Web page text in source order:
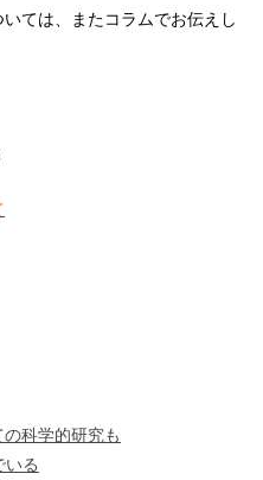
ては、またコラムでお伝えし
科学的研究も
いる